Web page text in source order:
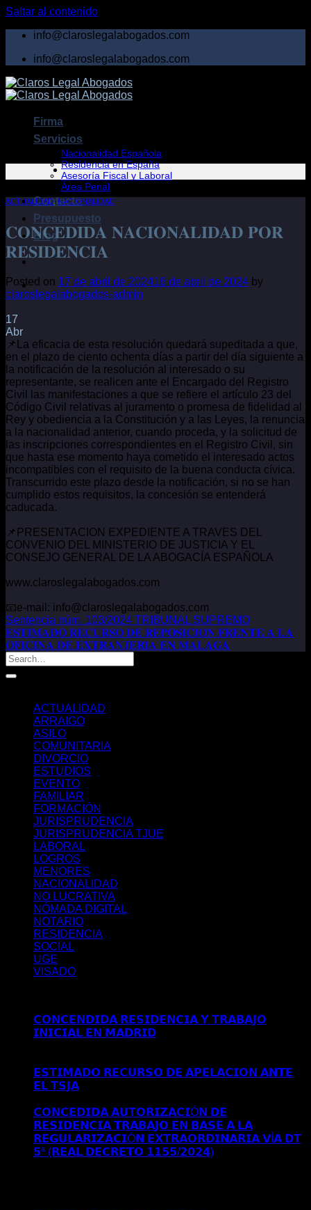
Saltar al contenido
info@claroslegalabogados.com
info@claroslegalabogados.com
Firma
Servicios
Nacionalidad Española
Residencia en España
Asesoría Fiscal y Laboral
Área Penal
Contacto
Presupuesto
Blog
ACTUALIDAD,NACIONALIDAD
𝐂𝐎𝐍𝐂𝐄𝐃𝐈𝐃𝐀 𝐍𝐀𝐂𝐈𝐎𝐍𝐀𝐋𝐈𝐃𝐀𝐃 𝐏𝐎𝐑
𝐑𝐄𝐒𝐈𝐃𝐄𝐍𝐂𝐈𝐀
Posted on 17 de abril de 202416 de abril de 2024 by
claroslegalabogados-admin
17
Abr
📌La eficacia de esta resolución quedará supeditada a que,
en el plazo de ciento ochenta días a partir del día siguiente a
la notificación de la resolución al interesado o su
representante, se realicen ante el Encargado del Registro
Civil las manifestaciones a que se refiere el artículo 23 del
Código Civil relativas al juramento o promesa de fidelidad al
Rey y obediencia a la Constitución y a las Leyes, la renuncia
a la nacionalidad anterior, cuando proceda, y la solicitud de
las inscripciones correspondientes en el Registro Civil, sin
que hasta ese momento haya cometido el interesado actos
incompatibles con el requisito de la buena conducta cívica.
Transcurrido este plazo desde la notificación, si no se han
cumplido estos requisitos, la concesión se entenderá
caducada.
📌PRESENTACION EXPEDIENTE A TRAVES DEL
CONVENIO DEL MINISTERIO DE JUSTICIA Y EL
CONSEJO GENERAL DE LA ABOGACÍA ESPAÑOLA
www.claroslegalabogados.com
📧e-mail: info@claroslegalabogados.com
Sentencia núm. 103/2024 TRIBUNAL SUPREMO
𝐄𝐒𝐓𝐈𝐌𝐀𝐃𝐎 𝐑𝐄𝐂𝐔𝐑𝐒𝐎 𝐃𝐄 𝐑𝐄𝐏𝐎𝐒𝐈𝐂𝐈𝐎𝐍 𝐅𝐑𝐄𝐍𝐓𝐄 𝐀 𝐋𝐀
𝐎𝐅𝐈𝐂𝐈𝐍𝐀 𝐃𝐄 𝐄𝐗𝐓𝐑𝐀𝐍𝐉𝐄𝐑𝐈𝐀 𝐄𝐍 𝐌𝐀𝐋𝐀𝐆𝐀
ACTUALIDAD
ARRAIGO
ASILO
COMUNITARIA
DIVORCIO
ESTUDIOS
EVENTO
FAMILIAR
FORMACIÓN
JURISPRUDENCIA
JURISPRUDENCIA TJUE
LABORAL
LOGROS
MENORES
NACIONALIDAD
NO LUCRATIVA
NÓMADA DIGITAL
NOTARIO
RESIDENCIA
SOCIAL
UGE
VISADO
𝗖𝗢𝗡𝗖𝗘𝗡𝗗𝗜𝗗𝗔 𝗥𝗘𝗦𝗜𝗗𝗘𝗡𝗖𝗜𝗔 𝗬 𝗧𝗥𝗔𝗕𝗔𝗝𝗢
𝗜𝗡𝗜𝗖𝗜𝗔𝗟 𝗘𝗡 𝗠𝗔𝗗𝗥𝗜𝗗
𝗘𝗦𝗧𝗜𝗠𝗔𝗗𝗢 𝗥𝗘𝗖𝗨𝗥𝗦𝗢 𝗗𝗘 𝗔𝗣𝗘𝗟𝗔𝗖𝗜𝗢𝗡 𝗔𝗡𝗧𝗘
𝗘𝗟 𝗧𝗦𝗝𝗔
𝗖𝗢𝗡𝗖𝗘𝗗𝗜𝗗𝗔 𝗔𝗨𝗧𝗢𝗥𝗜𝗭𝗔𝗖𝗜Ó𝗡 𝗗𝗘
𝗥𝗘𝗦𝗜𝗗𝗘𝗡𝗖𝗜𝗔 𝗧𝗥𝗔𝗕𝗔𝗝𝗢 𝗘𝗡 𝗕𝗔𝗦𝗘 𝗔 𝗟𝗔
𝗥𝗘𝗚𝗨𝗟𝗔𝗥𝗜𝗭𝗔𝗖𝗜Ó𝗡 𝗘𝗫𝗧𝗥𝗔𝗢𝗥𝗗𝗜𝗡𝗔𝗥𝗜𝗔 𝗩Í𝗔 𝗗𝗧
𝟱ª (𝗥𝗘𝗔𝗟 𝗗𝗘𝗖𝗥𝗘𝗧𝗢 𝟭𝟭𝟱𝟱/𝟮𝟬𝟮𝟰)